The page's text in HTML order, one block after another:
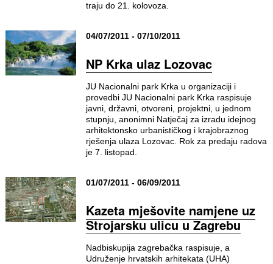
traju do 21. kolovoza.
04/07/2011 - 07/10/2011
NP Krka ulaz Lozovac
JU Nacionalni park Krka u organizaciji i
provedbi JU Nacionalni park Krka raspisuje
javni, državni, otvoreni, projektni, u jednom
stupnju, anonimni Natječaj za izradu idejnog
arhitektonsko urbanističkog i krajobraznog
rješenja ulaza Lozovac. Rok za predaju radova
je 7. listopad.
01/07/2011 - 06/09/2011
Kazeta mješovite namjene uz
Strojarsku ulicu u Zagrebu
Nadbiskupija zagrebačka raspisuje, a
Udruženje hrvatskih arhitekata (UHA)